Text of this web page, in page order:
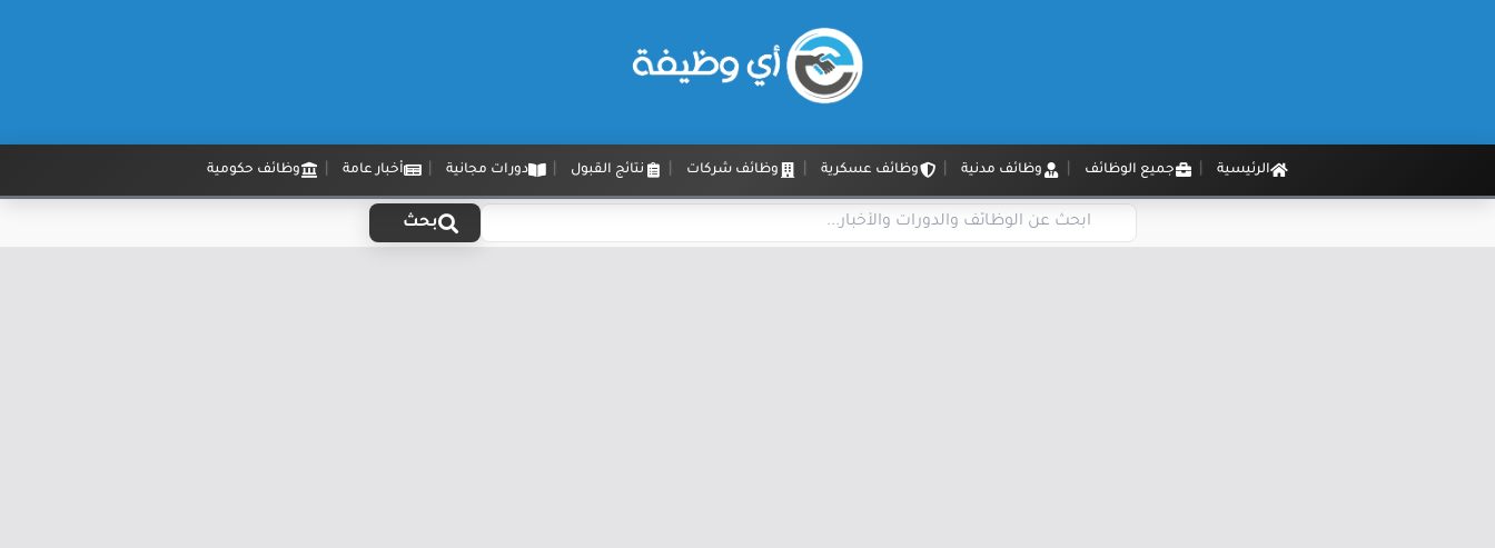
الرئيسية جميع الوظائف وظائف مدنية وظائف عسكرية وظائف شركات نتائج القبول دورات مجانية أخبار عامة وظائف حكومية
بحث